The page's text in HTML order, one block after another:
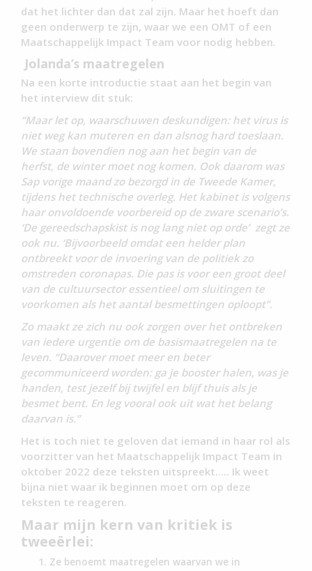
dat het lichter dan dat zal zijn. Maar het hoeft dan
geen onderwerp te zijn, waar we een OMT of een
Maatschappelijk Impact Team voor nodig hebben.
Jolanda’s maatregelen
Na een korte introductie staat aan het begin van
het interview dit stuk:
“Maar let op, waarschuwen deskundigen: het virus is
niet weg kan muteren en dan alsnog hard toeslaan.
We staan bovendien nog aan het begin van de
herfst, de winter moet nog komen. Ook daarom was
Sap vorige maand zo bezorgd in de Tweede Kamer,
tijdens het technische overleg. Het kabinet is volgens
haar onvoldoende voorbereid op de zware scenario’s.
‘De gereedschapskist is nog lang niet op orde’ zegt ze
ook nu. ‘Bijvoorbeeld omdat een helder plan
ontbreekt voor de invoering van de politiek zo
omstreden coronapas. Die pas is voor een groot deel
van de cultuursector essentieel om sluitingen te
voorkomen als het aantal besmettingen oploopt”.
Zo maakt ze zich nu ook zorgen over het ontbreken
van iedere urgentie om de basismaatregelen na te
leven. “Daarover moet meer en beter
gecommuniceerd worden: ga je booster halen, was je
handen, test jezelf bij twijfel en blijf thuis als je
besmet bent. En leg vooral ook uit wat het belang
daarvan is.”
Het is toch niet te geloven dat iemand in haar rol als
voorzitter van het Maatschappelijk Impact Team in
oktober 2022 deze teksten uitspreekt….. Ik weet
bijna niet waar ik beginnen moet om op deze
teksten te reageren.
Maar mijn kern van kritiek is
tweeërlei:
Ze benoemt maatregelen waarvan we in